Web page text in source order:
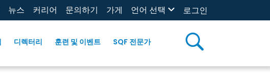
뉴스 커리어 문의하기 가게 언어 선택 로그인
디렉터리 훈련 및 이벤트 SQF 전문가